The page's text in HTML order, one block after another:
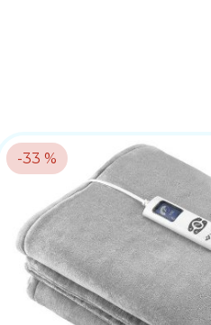
-33 %